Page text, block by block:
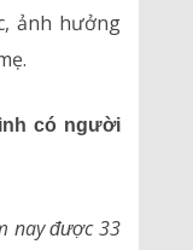
ảnh hưởng
có người
nay được 33